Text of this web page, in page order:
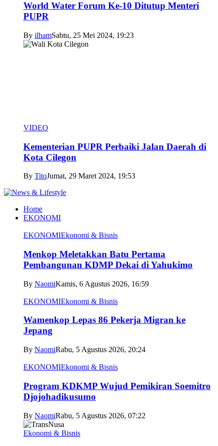
World Water Forum Ke-10 Ditutup Menteri
PUPR
By ilhamSabtu, 25 Mei 2024, 19:23
VIDEO
Kementerian PUPR Perbaiki Jalan Daerah di
Kota Cilegon
By TitoJumat, 29 Maret 2024, 19:53
Home
EKONOMI
EKONOMIEkonomi & Bisnis
Menkop Meletakkan Batu Pertama
Pembangunan KDMP Dekai di Yahukimo
By NaomiKamis, 6 Agustus 2026, 16:59
EKONOMIEkonomi & Bisnis
Wamenkop Lepas 86 Pekerja Migran ke
Jepang
By NaomiRabu, 5 Agustus 2026, 20:24
EKONOMIEkonomi & Bisnis
Program KDKMP Wujud Pemikiran Soemitro
Djojohadikusumo
By NaomiRabu, 5 Agustus 2026, 07:22
Ekonomi & Bisnis